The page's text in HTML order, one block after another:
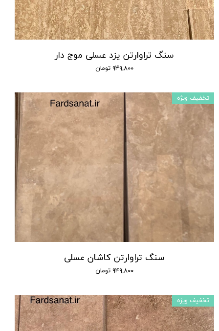
سنگ تراوارتن یزد عسلی موج دار
۹۴۹,۸۰۰ تومان
سنگ تراوارتن کاشان عسلی
۹۴۹,۸۰۰ تومان
تخفیف ویژه
تخفیف ویژه